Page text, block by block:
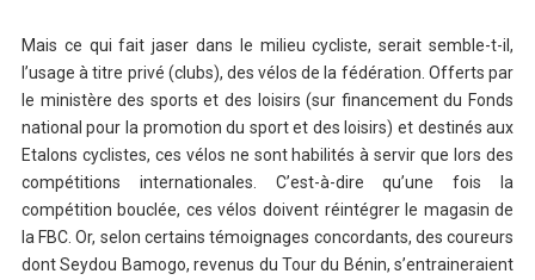
Mais ce qui fait jaser dans le milieu cycliste, serait semble-t-il,
l’usage à titre privé (clubs), des vélos de la fédération. Offerts par
le ministère des sports et des loisirs (sur financement du Fonds
national pour la promotion du sport et des loisirs) et destinés aux
Etalons cyclistes, ces vélos ne sont habilités à servir que lors des
compétitions internationales. C’est-à-dire qu’une fois la
compétition bouclée, ces vélos doivent réintégrer le magasin de
la FBC. Or, selon certains témoignages concordants, des coureurs
dont Seydou Bamogo, revenus du Tour du Bénin, s’entraineraient